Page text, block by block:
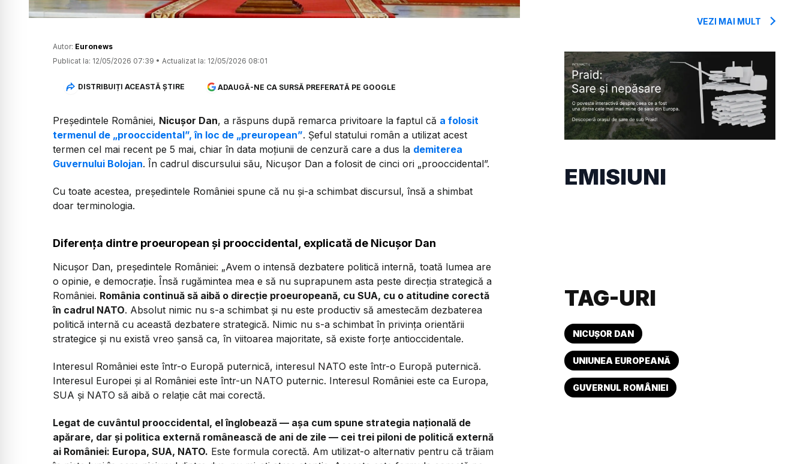
Autor: Euronews
Publicat la: 12/05/2026 07:39 • Actualizat la: 12/05/2026 08:01
DISTRIBUIȚI ACEASTĂ ȘTIRE ADAUGĂ-NE CA SURSĂ PREFERATĂ PE GOOGLE
Președintele României, Nicușor Dan, a răspuns după remarca privitoare la faptul că a folosit
termenul de „prooccidental”, în loc de „preuropean”. Șeful statului român a utilizat acest
termen cel mai recent pe 5 mai, chiar în data moțiunii de cenzură care a dus la demiterea
Guvernului Bolojan. În cadrul discursului său, Nicușor Dan a folosit de cinci ori „prooccidental”.
Cu toate acestea, președintele României spune că nu și-a schimbat discursul, însă a shimbat
doar terminologia.
Diferența dintre proeuropean și prooccidental, explicată de Nicușor Dan
Nicușor Dan, președintele României: „Avem o intensă dezbatere politică internă, toată lumea are
o opinie, e democrație. Însă rugămintea mea e să nu suprapunem asta peste direcția strategică a
României. România continuă să aibă o direcție proeuropeană, cu SUA, cu o atitudine corectă
în cadrul NATO. Absolut nimic nu s-a schimbat și nu este productiv să amestecăm dezbaterea
politică internă cu această dezbatere strategică. Nimic nu s-a schimbat în privința orientării
strategice și nu există vreo șansă ca, în viitoarea majoritate, să existe forțe antioccidentale.
​Interesul României este într-o Europă puternică, interesul NATO este într-o Europă puternică.
Interesul Europei și al României este într-un NATO puternic. Interesul României este ca Europa,
SUA și NATO să aibă o relație cât mai corectă.
​Legat de cuvântul prooccidental, el înglobează — așa cum spune strategia națională de
apărare, dar și politica externă românească de ani de zile — cei trei piloni de politică externă
ai României: Europa, SUA, NATO. Este formula corectă. Am utilizat-o alternativ pentru că trăiam
VEZI MAI MULT
EMISIUNI
TAG-URI
NICUȘOR DAN
UNIUNEA EUROPEANĂ
GUVERNUL ROMÂNIEI